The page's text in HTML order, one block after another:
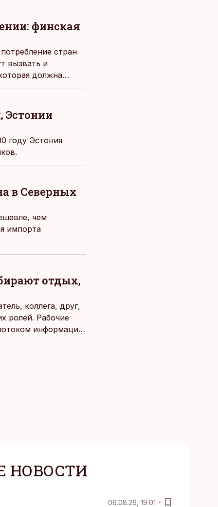
финская
стран
вызвать и
должна
Эстонии
году Эстония
в Северных
чем
импорта
отдых,
коллега, друг,
ролей. Рабочие
информации,
НОВОСТИ
06.08.26, 19:01